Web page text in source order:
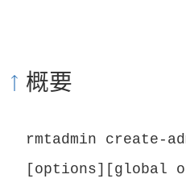
概要
rmtadmin create-
[options][global